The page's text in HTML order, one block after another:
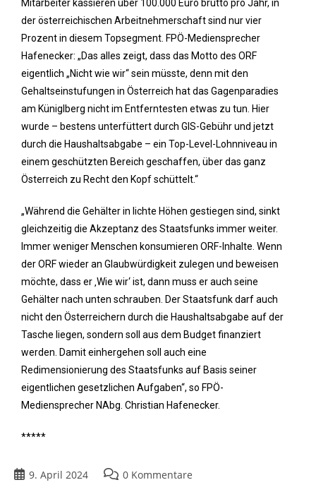
Mitarbeiter kassieren über 100.000 Euro brutto pro Jahr, in
der österreichischen Arbeitnehmerschaft sind nur vier
Prozent in diesem Topsegment. FPÖ-Mediensprecher
Hafenecker: „Das alles zeigt, dass das Motto des ORF
eigentlich „Nicht wie wir“ sein müsste, denn mit den
Gehaltseinstufungen in Österreich hat das Gagenparadies
am Küniglberg nicht im Entferntesten etwas zu tun. Hier
wurde – bestens unterfüttert durch GIS-Gebühr und jetzt
durch die Haushaltsabgabe – ein Top-Level-Lohnniveau in
einem geschützten Bereich geschaffen, über das ganz
Österreich zu Recht den Kopf schüttelt.“
„Während die Gehälter in lichte Höhen gestiegen sind, sinkt
gleichzeitig die Akzeptanz des Staatsfunks immer weiter.
Immer weniger Menschen konsumieren ORF-Inhalte. Wenn
der ORF wieder an Glaubwürdigkeit zulegen und beweisen
möchte, dass er ‚Wie wir‘ ist, dann muss er auch seine
Gehälter nach unten schrauben. Der Staatsfunk darf auch
nicht den Österreichern durch die Haushaltsabgabe auf der
Tasche liegen, sondern soll aus dem Budget finanziert
werden. Damit einhergehen soll auch eine
Redimensionierung des Staatsfunks auf Basis seiner
eigentlichen gesetzlichen Aufgaben“, so FPÖ-
Mediensprecher NAbg. Christian Hafenecker.
*****
9. April 2024 0 Kommentare